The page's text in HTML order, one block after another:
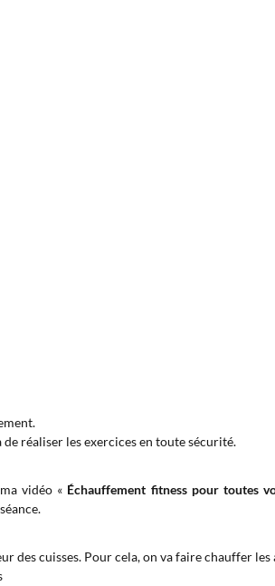
réaliser les exercices en toute sécurité.
vidéo « Échauffement fitness pour toutes
des cuisses. Pour cela, on va faire chauffer